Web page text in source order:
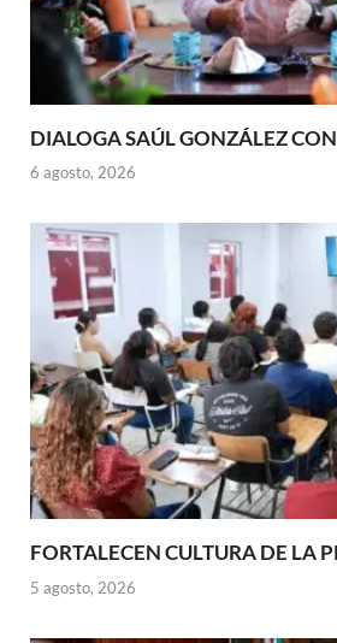
DIALOGA SAÚL GONZÁLEZ
6 agosto, 2026
FORTALECEN CULTURA DE LA
5 agosto, 2026